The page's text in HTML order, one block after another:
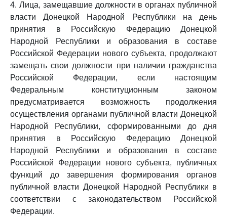
4. Лица, замещавшие должности в органах публичной
власти Донецкой Народной Республики на день
принятия в Российскую Федерацию Донецкой
Народной Республики и образования в составе
Российской Федерации нового субъекта, продолжают
замещать свои должности при наличии гражданства
Российской Федерации, если настоящим
Федеральным конституционным законом
предусматривается возможность продолжения
осуществления органами публичной власти Донецкой
Народной Республики, сформированными до дня
принятия в Российскую Федерацию Донецкой
Народной Республики и образования в составе
Российской Федерации нового субъекта, публичных
функций до завершения формирования органов
публичной власти Донецкой Народной Республики в
соответствии с законодательством Российской
Федерации.